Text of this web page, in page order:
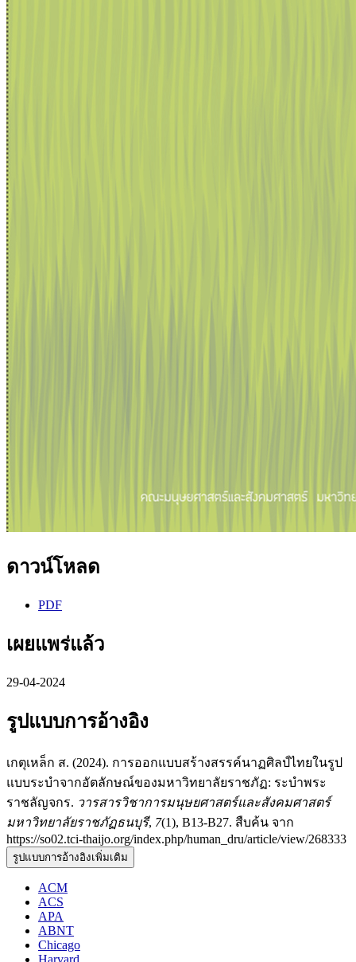
ดาวน์โหลด
PDF
เผยแพร่แล้ว
29-04-2024
รูปแบบการอ้างอิง
เกตุเหล็ก ส. (2024). การออกแบบสร้างสรรค์นาฏศิลป์ไทยในรูป
แบบระบำจากอัตลักษณ์ของมหาวิทยาลัยราชภัฏ: ระบำพระ
ราชลัญจกร. วารสารวิชาการมนุษยศาสตร์และสังคมศาสตร์
มหาวิทยาลัยราชภัฏธนบุรี, 7(1), B13-B27. สืบค้น จาก
https://so02.tci-thaijo.org/index.php/human_dru/article/view/268333
รูปแบบการอ้างอิงเพิ่มเติม
ACM
ACS
APA
ABNT
Chicago
Harvard